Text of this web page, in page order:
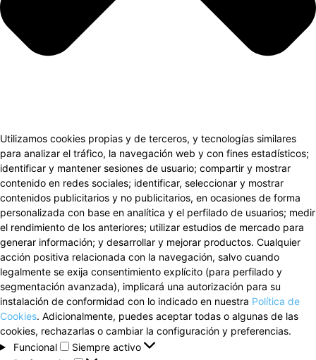
Utilizamos cookies propias y de terceros, y tecnologías similares
para analizar el tráfico, la navegación web y con fines estadísticos;
identificar y mantener sesiones de usuario; compartir y mostrar
contenido en redes sociales; identificar, seleccionar y mostrar
contenidos publicitarios y no publicitarios, en ocasiones de forma
personalizada con base en analítica y el perfilado de usuarios; medir
el rendimiento de los anteriores; utilizar estudios de mercado para
generar información; y desarrollar y mejorar productos. Cualquier
acción positiva relacionada con la navegación, salvo cuando
legalmente se exija consentimiento explícito (para perfilado y
segmentación avanzada), implicará una autorización para su
instalación de conformidad con lo indicado en nuestra Política de
Cookies. Adicionalmente, puedes aceptar todas o algunas de las
cookies, rechazarlas o cambiar la configuración y preferencias.
Funcional
Funcional
Siempre activo